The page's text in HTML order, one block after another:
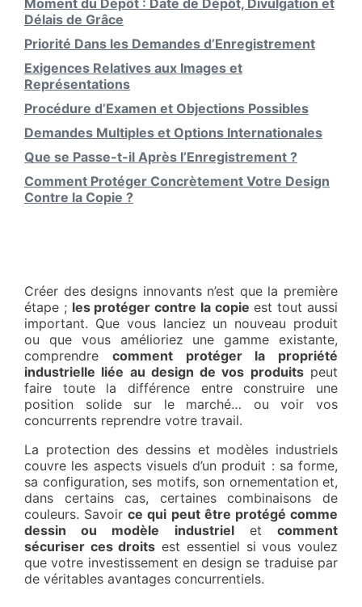
Moment du Dépôt : Date de Dépôt, Divulgation et
Délais de Grâce
Priorité Dans les Demandes d’Enregistrement
Exigences Relatives aux Images et
Représentations
Procédure d’Examen et Objections Possibles
Demandes Multiples et Options Internationales
Que se Passe-t-il Après l’Enregistrement ?
Comment Protéger Concrètement Votre Design
Contre la Copie ?
Créer des designs innovants n’est que la première
étape ; les protéger contre la copie est tout aussi
important. Que vous lanciez un nouveau produit
ou que vous amélioriez une gamme existante,
comprendre comment protéger la propriété
industrielle liée au design de vos produitspeut
faire toute la différence entre construire une
position solide sur le marché… ou voir vos
concurrents reprendre votre travail.
La protection des dessins et modèles industriels
couvre les aspects visuels d’un produit : sa forme,
sa configuration, ses motifs, son ornementation et,
dans certains cas, certaines combinaisons de
couleurs. Savoirce qui peut être protégé comme
dessin ou modèle industrieletcomment
sécuriser ces droits est essentiel si vous voulez
que votre investissement en design se traduise par
de véritables avantages concurrentiels.